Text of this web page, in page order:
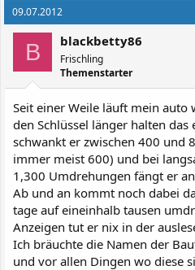
09.07.2012
B blackbetty86
Frischling
Themenstarter
Seit einer Weile läuft mein auto
den Schlüssel länger halten
schwankt er zwischen 400 und
immer meist 600) und bei
1,300 Umdrehungen fängt er
Ab und an kommt noch dabei
tage auf eineinhalb tausen
Anzeigen tut er nix in der
Ich bräuchte die Namen der
und vor allen Dingen wo diese